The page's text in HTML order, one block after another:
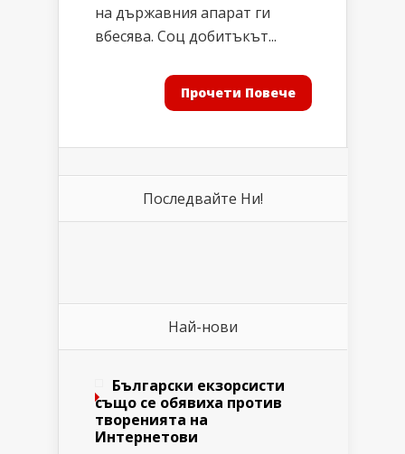
на държавния апарат ги
вбесява. Соц добитъкът...
Прочети Повече
Последвайте Ни!
Най-нови
Български екзорсисти
също се обявиха против
творенията на
Интернетови